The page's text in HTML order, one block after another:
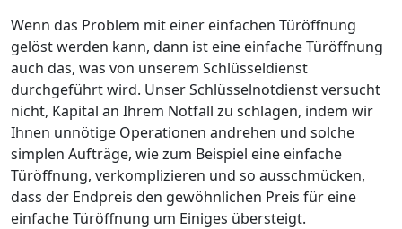
Wenn das Problem mit einer einfachen Türöffnung
gelöst werden kann, dann ist eine einfache Türöffnung
auch das, was von unserem Schlüsseldienst
durchgeführt wird. Unser Schlüsselnotdienst versucht
nicht, Kapital an Ihrem Notfall zu schlagen, indem wir
Ihnen unnötige Operationen andrehen und solche
simplen Aufträge, wie zum Beispiel eine einfache
Türöffnung, verkomplizieren und so ausschmücken,
dass der Endpreis den gewöhnlichen Preis für eine
einfache Türöffnung um Einiges übersteigt.